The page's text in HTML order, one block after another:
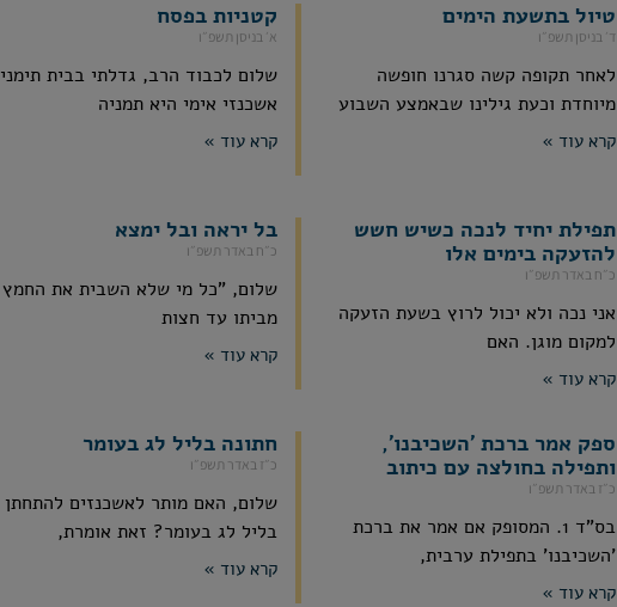
טיול בתשעת הימים
ד׳ בניסן תשפ״ו
לאחר תקופה קשה סגרנו חופשה
מיוחדת וכעת גילינו שבאמצע השבוע
קרא עוד »
קטניות בפסח
א׳ בניסן תשפ״ו
שלום לכבוד הרב, גדלתי בבית תימני
אשכנזי אימי היא תמניה
קרא עוד »
תפילת יחיד לנכה כשיש חשש
להזעקה בימים אלו
כ״ח באדר תשפ״ו
אני נכה ולא יכול לרוץ בשעת הזעקה
למקום מוגן. האם
קרא עוד »
בל יראה ובל ימצא
כ״ח באדר תשפ״ו
שלום, "כל מי שלא השבית את החמץ
מביתו עד חצות
קרא עוד »
ספק אמר ברכת 'השכיבנו',
ותפילה בחולצה עם כיתוב
כ״ז באדר תשפ״ו
בס"ד 1. המסופק אם אמר את ברכת
'השכיבנו' בתפילת ערבית,
קרא עוד »
חתונה בליל לג בעומר
כ״ז באדר תשפ״ו
שלום, האם מותר לאשכנזים להתחתן
בליל לג בעומר? זאת אומרת,
קרא עוד »